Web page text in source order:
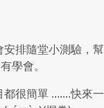
安排隨堂小測驗，
學會。
都很簡單 .......快來